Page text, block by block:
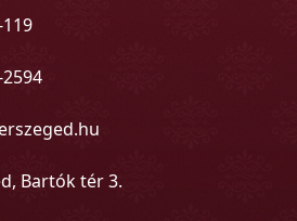
Bartók tér 3.